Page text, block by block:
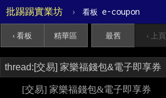
批踢踢實業坊 › 看板 e-coupon
‹ 看板 精華區 最舊 ‹ 上頁
[交易] 家樂福錢包&電子即享券